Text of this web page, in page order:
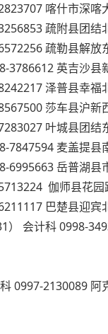
喀什市深
疏附县团结
疏勒县解放
3786612 英吉沙县
泽普县幸福
莎车县沪
叶城县团
7847594 麦盖提县
6995663 岳普湖县
伽师县花
巴楚县迎
） 会计科 0998-
0997-2130089